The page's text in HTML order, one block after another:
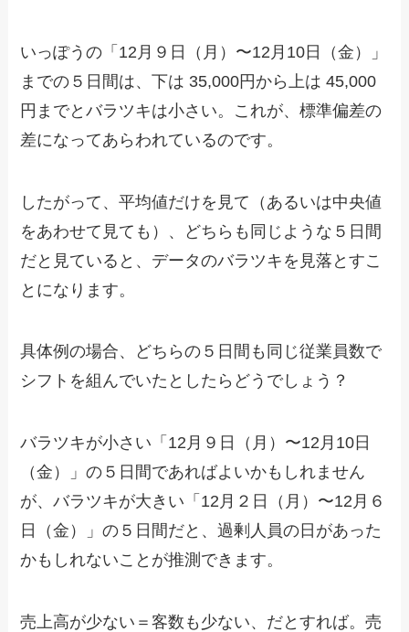
いっぽうの「12月９日（月）〜12月10日（金）」
までの５日間は、下は 35,000円から上は 45,000
円までとバラツキは小さい。これが、標準偏差の
差になってあらわれているのです。
したがって、平均値だけを見て（あるいは中央値
をあわせて見ても）、どちらも同じような５日間
だと見ていると、データのバラツキを見落とすこ
とになります。
具体例の場合、どちらの５日間も同じ従業員数で
シフトを組んでいたとしたらどうでしょう？
バラツキが小さい「12月９日（月）〜12月10日
（金）」の５日間であればよいかもしれません
が、バラツキが大きい「12月２日（月）〜12月６
日（金）」の５日間だと、過剰人員の日があった
かもしれないことが推測できます。
売上高が少ない＝客数も少ない、だとすれば。売